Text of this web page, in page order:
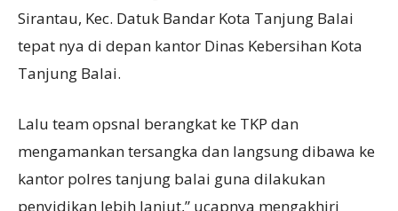
Sirantau, Kec. Datuk Bandar Kota Tanjung Balai
tepat nya di depan kantor Dinas Kebersihan Kota
Tanjung Balai.
Lalu team opsnal berangkat ke TKP dan
mengamankan tersangka dan langsung dibawa ke
kantor polres tanjung balai guna dilakukan
penyidikan lebih lanjut,” ucapnya mengakhiri